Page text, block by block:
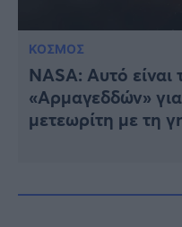
ΚΟΣΜΟΣ
NASA: Αυτό
«Αρμαγεδδών»
μετεωρίτη με τη